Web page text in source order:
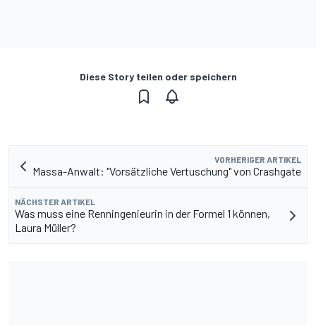
Diese Story teilen oder speichern
VORHERIGER ARTIKEL
Massa-Anwalt: "Vorsätzliche Vertuschung" von Crashgate
NÄCHSTER ARTIKEL
Was muss eine Renningenieurin in der Formel 1 können,
Laura Müller?